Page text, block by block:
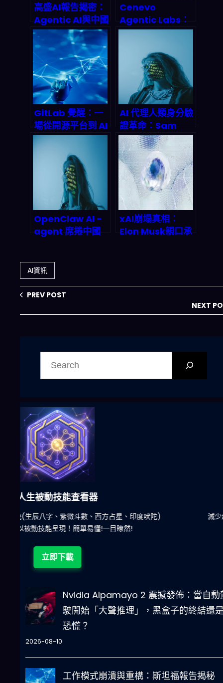
高盛AI報告揭密：
Agentic AI與中國
模型的效率突圍，
如何顛覆2026全
球產業鏈？
Cenevo
Agentic Labs：
AI代理革命如何重
自動化
GitLab 覺醒：一
場從開源平台到 AI
代理軍團的豪賭，
2027 年市值將翻
AI 代理人類身分驗
證革命：Sam
Altman 的
World 與
Coinbase 如何定
義 2026 年的信任
經濟
OpenClaw AI -
agent 席捲中國
2026 年關鍵轉折
xAI崩塌真相：
Elon Musk親口承
AI資訊
PREV POST
NEXT
減少超過500萬個低概率中獎組合，提高中獎率
Nvidia Alpamayo 2 震撼發佈：當自動
駛開始「大聲推理」，黑盒子的終結還
恐慌？
2026-08-10
工作模式崩潰與重構：斯坦福報告揭秘